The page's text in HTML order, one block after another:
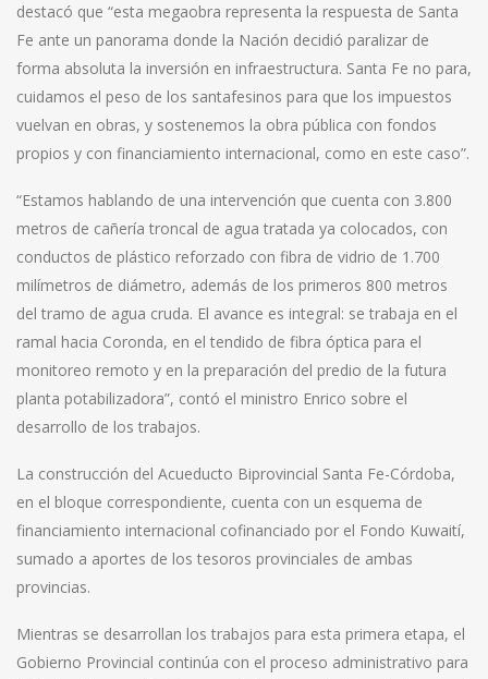
destacó que “esta megaobra representa la respuesta de Santa
Fe ante un panorama donde la Nación decidió paralizar de
forma absoluta la inversión en infraestructura. Santa Fe no para,
cuidamos el peso de los santafesinos para que los impuestos
vuelvan en obras, y sostenemos la obra pública con fondos
propios y con financiamiento internacional, como en este caso”.
“Estamos hablando de una intervención que cuenta con 3.800
metros de cañería troncal de agua tratada ya colocados, con
conductos de plástico reforzado con fibra de vidrio de 1.700
milímetros de diámetro, además de los primeros 800 metros
del tramo de agua cruda. El avance es integral: se trabaja en el
ramal hacia Coronda, en el tendido de fibra óptica para el
monitoreo remoto y en la preparación del predio de la futura
planta potabilizadora”, contó el ministro Enrico sobre el
desarrollo de los trabajos.
La construcción del Acueducto Biprovincial Santa Fe-Córdoba,
en el bloque correspondiente, cuenta con un esquema de
financiamiento internacional cofinanciado por el Fondo Kuwaití,
sumado a aportes de los tesoros provinciales de ambas
provincias.
Mientras se desarrollan los trabajos para esta primera etapa, el
Gobierno Provincial continúa con el proceso administrativo para